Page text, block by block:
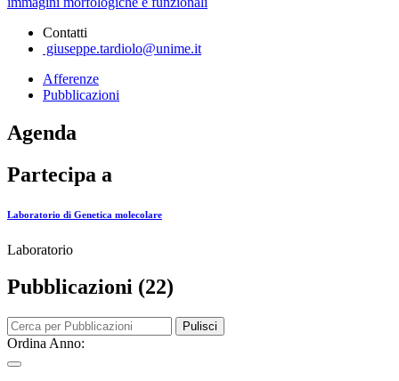
Contatti
giuseppe.tardiolo@unime.it
Afferenze
Pubblicazioni
Agenda
Partecipa a
Laboratorio di Genetica molecolare
Laboratorio
Pubblicazioni (22)
Pulisci
Ordina Anno: